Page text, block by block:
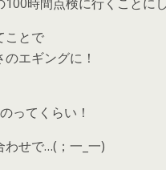
ことで
エギングに！
ってくらい！
わせで…(；一_一)